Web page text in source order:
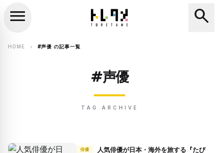
search
menu search
HOME chevron_right #声優 の記事一覧
#声優
TAG ARCHIVE
俳優